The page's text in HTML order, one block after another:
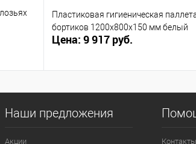
Пластиковая гигиеническая
бортиков 1200х800х150 мм белый
Цена: 9 917 руб.
Наши предложения
Акции Контакты